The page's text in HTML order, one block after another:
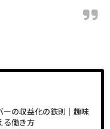
ーの収益化の鉄則｜趣味
る働き方